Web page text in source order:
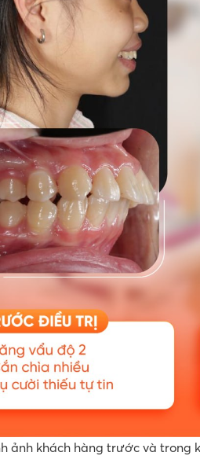
ảnh khách hàng trước và trong